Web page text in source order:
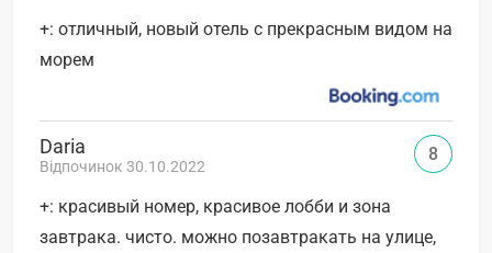
+: отличный, новый отель с прекрасным видом на
морем
Daria
Відпочинок 30.10.2022
+: красивый номер, красивое лобби и зона
завтрака. чисто. можно позавтракать на улице,
8